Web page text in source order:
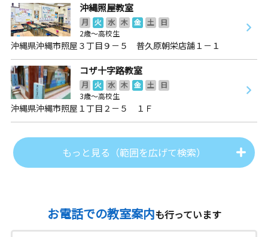
沖縄照屋教室
月 火 水 木 金 土
日
2歳～高校生
沖縄県沖縄市照屋３丁目９－５ 普久原朝栄店舗１－１
コザ十字路教室
月 火 水 木 金 土
日
3歳～高校生
沖縄県沖縄市照屋１丁目２－５ １Ｆ
もっと見る（範囲を広げて検索）
お電話での教室案内も行っています